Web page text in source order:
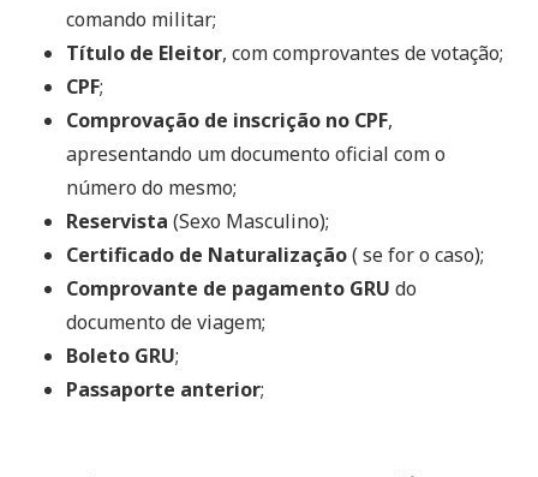
comando militar;
Título de Eleitor, com comprovantes de votação;
CPF;
Comprovação de inscrição no CPF,
apresentando um documento oficial com o
número do mesmo;
Reservista (Sexo Masculino);
Certificado de Naturalização( se for o caso);
Comprovante de pagamento GRU do
documento de viagem;
Boleto GRU;
Passaporte anterior;